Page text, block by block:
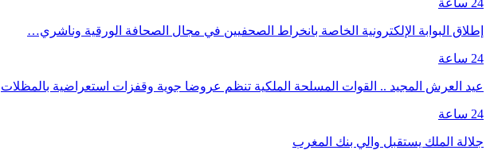
إطلاق البوابة الإلكترونية الخاصة بانخراط الصحفيين في مجال الصحافة الورقية وناشري…
24 ساعة
عيد العرش المجيد .. القوات المسلحة الملكية تنظم عروضا جوية وقفزات استعراضية بالمظلات
24 ساعة
جلالة الملك يستقبل والي بنك المغرب